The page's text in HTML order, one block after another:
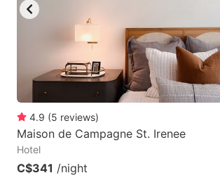
4.9 (5 reviews)
Maison de Campagne St. Irenee
Hotel
C$341 /night